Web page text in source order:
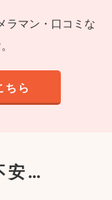
ラマン・口コミな
ちら
安…